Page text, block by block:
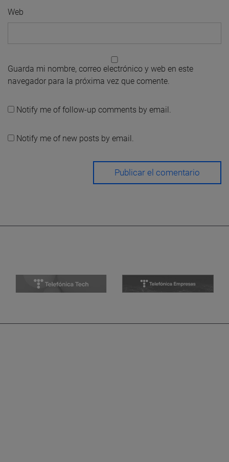
Web
Guarda mi nombre, correo electrónico y web en este
navegador para la próxima vez que comente.
Notify me of follow-up comments by email.
Notify me of new posts by email.